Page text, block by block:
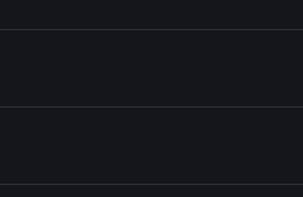
in XORCA einsteigen
mithilfe des in Solflare
Staked Orca
Wallet Solflare